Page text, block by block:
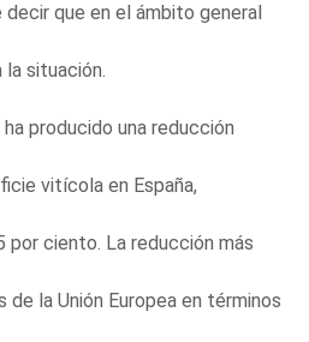
decir que en el ámbito general
situación.
producido una reducción
vitícola en España,
por ciento. La reducción más
la Unión Europea en términos